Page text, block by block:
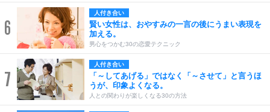
6
人付き合い
賢い女性は、おやすみの一言の後にうまい表現を
加える。
男心をつかむ30の恋愛テクニック
7
人付き合い
「～してあげる」ではなく「～させて」と言うほ
うが、印象よくなる。
人との関わりが楽しくなる30の方法